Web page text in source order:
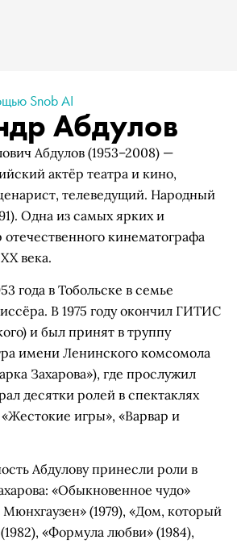
Snob AI
Абдулов
Абдулов (1953–2008) —
актёр театра и кино,
телеведущий. Народный
Одна из самых ярких и
кинематографа
века.
года в Тобольске в семье
В 1975 году окончил ГИТИС
и был принят в труппу
имени Ленинского комсомола
Захарова»), где прослужил
десятки ролей в спектаклях
игры», «Варвар и
Абдулову принесли роли в
«Обыкновенное чудо»
Мюнхгаузен» (1979), «Дом, который
«Формула любви» (1984),